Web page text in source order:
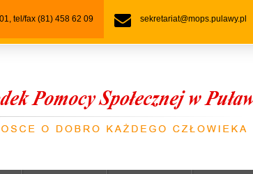
tel/fax (81) 458 62 09 sekretariat@mops.pulawy.pl